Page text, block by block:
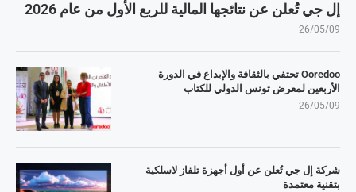
إل جي تُعلن عن نتائجها المالية للربع الأول من عام 2026
26/05/09
Ooredoo تحتفي بالثقافة والإبداع في الدورة
الأربعين لمعرض تونس الدولي للكتاب
26/05/09
شركة إل جي تُعلن عن أول أجهزة تلفاز لاسلكية
بتقنية معتمدة